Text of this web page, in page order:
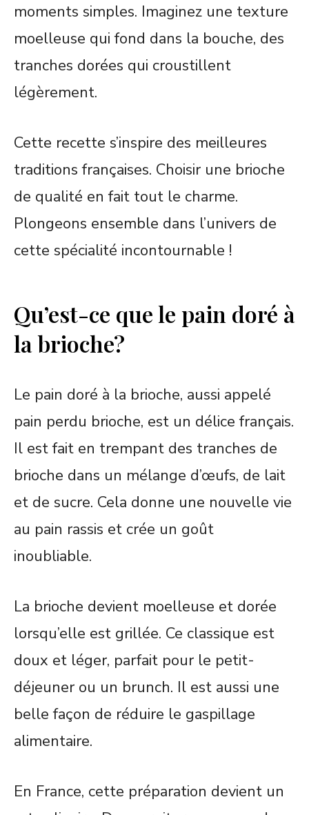
moments simples. Imaginez une texture
moelleuse qui fond dans la bouche, des
tranches dorées qui croustillent
légèrement.
Cette recette s’inspire des meilleures
traditions françaises. Choisir une brioche
de qualité en fait tout le charme.
Plongeons ensemble dans l’univers de
cette spécialité incontournable !
Qu’est-ce que le pain doré à
la brioche?
Le pain doré à la brioche, aussi appelé
pain perdu brioche, est un délice français.
Il est fait en trempant des tranches de
brioche dans un mélange d’œufs, de lait
et de sucre. Cela donne une nouvelle vie
au pain rassis et crée un goût
inoubliable.
La brioche devient moelleuse et dorée
lorsqu’elle est grillée. Ce classique est
doux et léger, parfait pour le petit-
déjeuner ou un brunch. Il est aussi une
belle façon de réduire le gaspillage
alimentaire.
En France, cette préparation devient un